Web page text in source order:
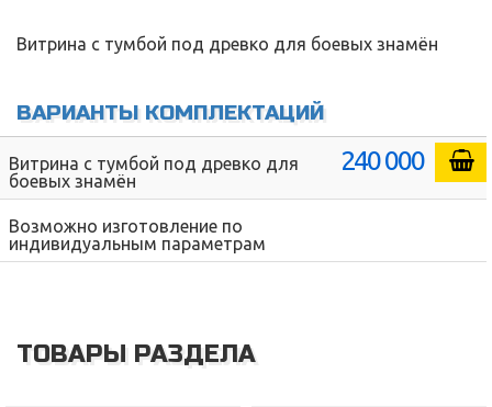
Витрина с тумбой под древко для боевых знамён
ВАРИАНТЫ КОМПЛЕКТАЦИЙ
Витрина с тумбой под древко для
боевых знамён
240 000
Возможно изготовление по
индивидуальным параметрам
ТОВАРЫ РАЗДЕЛА